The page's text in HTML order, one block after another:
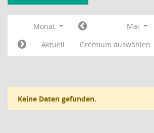
Monat Mai
Aktuell
Gremium auswählen
Keine Daten gefunden.